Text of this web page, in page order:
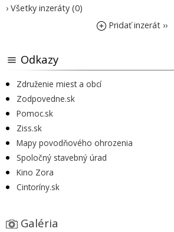
› Všetky inzeráty (0)
Pridať inzerát ››
Odkazy
Združenie miest a obcí
Zodpovedne.sk
Pomoc.sk
Ziss.sk
Mapy povodňového ohrozenia
Spoločný stavebný úrad
Kino Zora
Cintoríny.sk
Galéria